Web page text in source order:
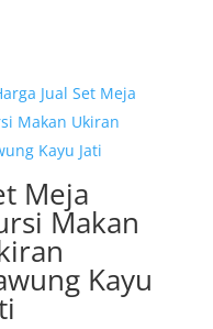
Meja
Makan
Kayu